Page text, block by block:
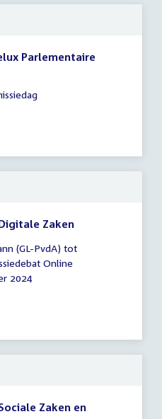
Parlementaire
Zaken
(GL-PvdA) tot
Online
2024
Zaken en